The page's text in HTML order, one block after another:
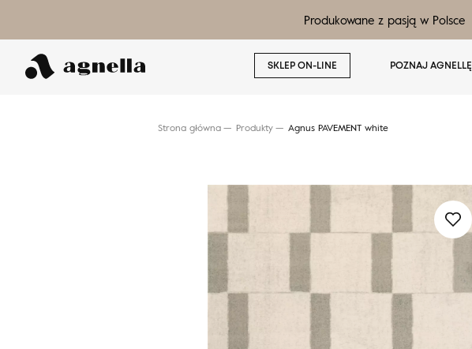
Produkowane z pasją w Polsce
SKLEP ON-LINE POZNAJ AGNELLĘ
Strona główna Produkty Agnus PAVEMENT white